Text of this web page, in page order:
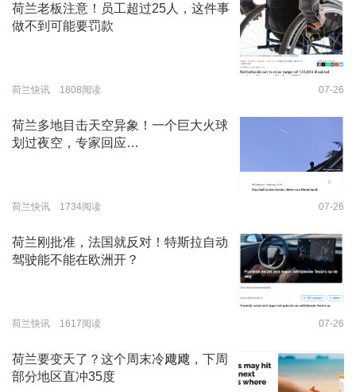
荷兰老板注意！员工超过25人，这件事
做不到可能要罚款
荷兰快讯 1808阅读 07-26
荷兰多地目击天空异象！一个巨大火球
划过夜空，专家回应…
荷兰快讯 1734阅读 07-26
荷兰刚批准，法国就反对！特斯拉自动
驾驶能不能在欧洲开？
荷兰快讯 1617阅读 07-26
荷兰要变天了？这个周末冷飕飕，下周
部分地区直冲35度